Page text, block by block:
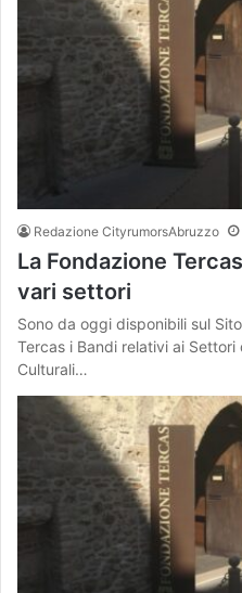
Redazione CityrumorsAbruzzo
La Fondazione
vari settori
Sono da oggi disponibili sul
Tercas i Bandi relativi ai Settori
Culturali…